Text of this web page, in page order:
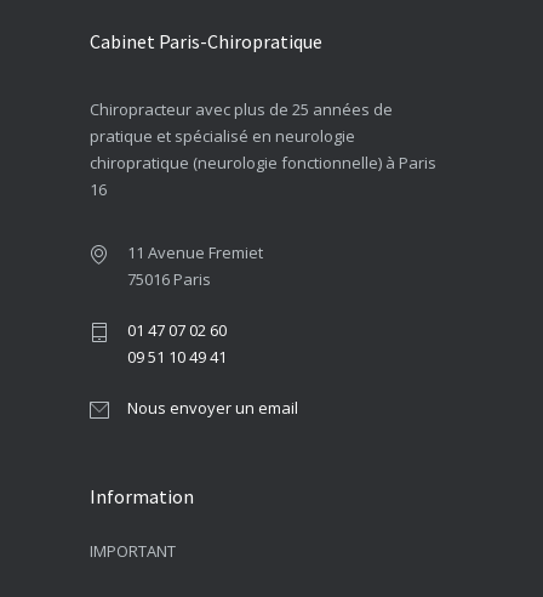
Cabinet Paris-Chiropratique
Chiropracteur avec plus de 25 années de
pratique et spécialisé en neurologie
chiropratique (neurologie fonctionnelle) à Paris
16
11 Avenue Fremiet
75016 Paris
01 47 07 02 60
09 51 10 49 41
Nous envoyer un email
Information
IMPORTANT